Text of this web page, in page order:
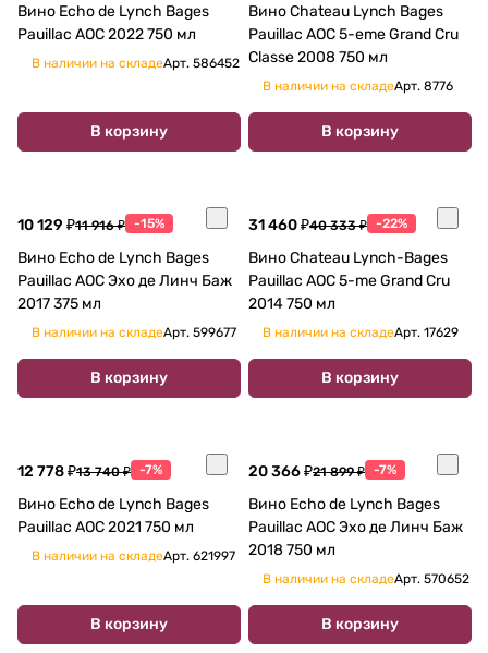
Вино Echo de Lynch Bages
Pauillac AOC 2022 750 мл
В наличии на складеАрт. 586452
В корзину
Вино Chateau Lynch Bages
Pauillac AOC 5-eme Grand Cru
Classe 2008 750 мл
В наличии на складеАрт. 8776
В корзину
10 129 ₽11 916 ₽ -15%
Вино Echo de Lynch Bages
Pauillac AOC Эхо де Линч Баж
2017 375 мл
В наличии на складеАрт. 599677
В корзину
31 460 ₽40 333 ₽ -22%
Вино Chateau Lynch-Bages
Pauillac AOC 5-me Grand Cru
2014 750 мл
В наличии на складеАрт. 17629
В корзину
12 778 ₽13 740 ₽ -7%
Вино Echo de Lynch Bages
Pauillac AOC 2021 750 мл
В наличии на складеАрт. 621997
В корзину
20 366 ₽21 899 ₽ -7%
Вино Echo de Lynch Bages
Pauillac AOC Эхо де Линч Баж
2018 750 мл
В наличии на складеАрт. 570652
В корзину